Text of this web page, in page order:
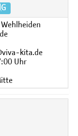
kita.de
Uhr